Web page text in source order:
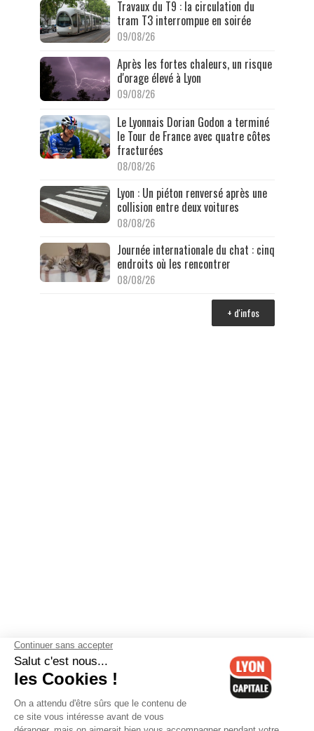
Travaux du T9 : la circulation du
tram T3 interrompue en soirée
09/08/26
Après les fortes chaleurs, un risque
d'orage élevé à Lyon
09/08/26
Le Lyonnais Dorian Godon a terminé
le Tour de France avec quatre côtes
fracturées
08/08/26
Lyon : Un piéton renversé après une
collision entre deux voitures
08/08/26
Journée internationale du chat : cinq
endroits où les rencontrer
08/08/26
+ d'infos